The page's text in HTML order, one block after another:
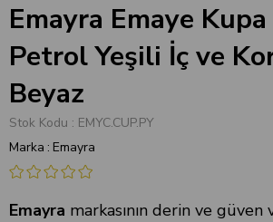
Emayra Emaye
Petrol Yeşili İç ve
Beyaz
Stok Kodu
EMYC.CUP.PY
Marka : Emayra
Emayra markasının derin ve güven